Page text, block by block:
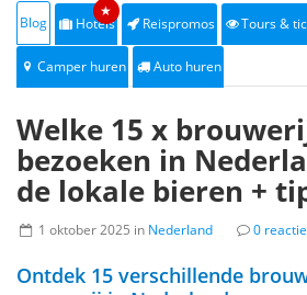
Blog Hotels
★
Reispromos Tours &
Camper huren Auto huren
Welke 15 x
bezoeken in
de lokale bieren +
1 oktober 2025 in Nederland 0
Ontdek 15 verschillende